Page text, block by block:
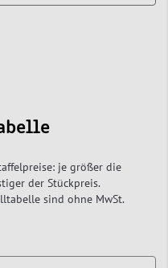
je größer die
der Stückpreis.
sind ohne MwSt.